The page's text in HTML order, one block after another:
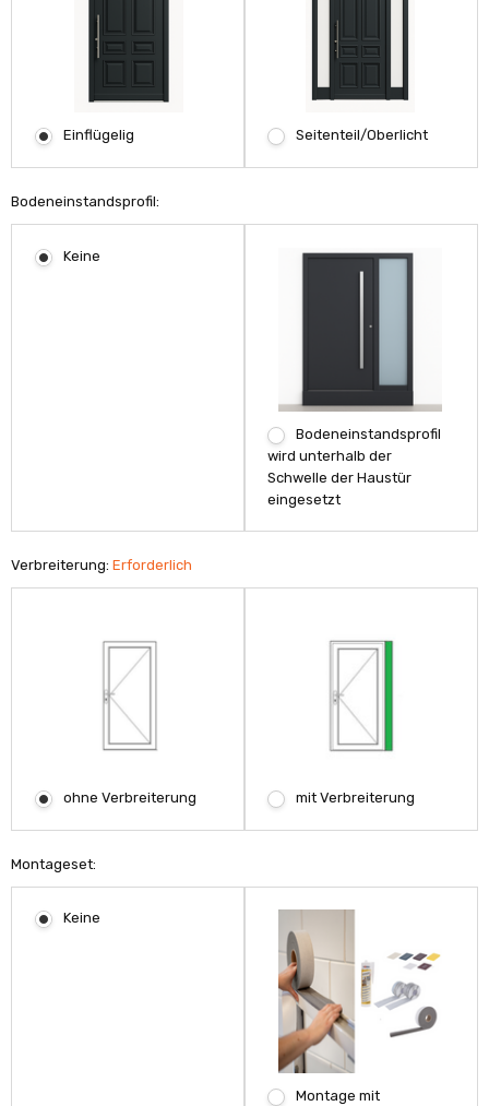
Einflügelig Seitenteil/Oberlicht
Bodeneinstandsprofil:
Keine
Bodeneinstandsprofil
wird unterhalb der
Schwelle der Haustür
eingesetzt
Verbreiterung:Erforderlich
ohne Verbreiterung mit Verbreiterung
Montageset:
Keine
Montage mit